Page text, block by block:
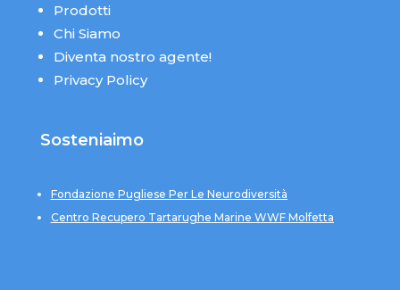
Prodotti
Chi Siamo
Diventa nostro agente!
Privacy Policy
Sosteniaimo
Fondazione Pugliese Per Le Neurodiversità
Centro Recupero Tartarughe Marine WWF Molfetta